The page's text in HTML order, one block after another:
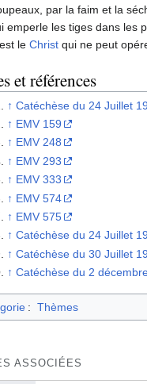
Valtorta
par la faim et la
emperle les tiges dans les
leChrist qui ne peut
et références
↑ Catéchèse du 24 Juillet
↑ EMV 159
↑ EMV 248
↑ EMV 293
↑ EMV 333
↑ EMV 574
↑ EMV 575
↑ Catéchèse du 24 Juillet
↑ Catéchèse du 30 Juillet
↑ Catéchèse du 2
: Thèmes
ASSOCIÉES